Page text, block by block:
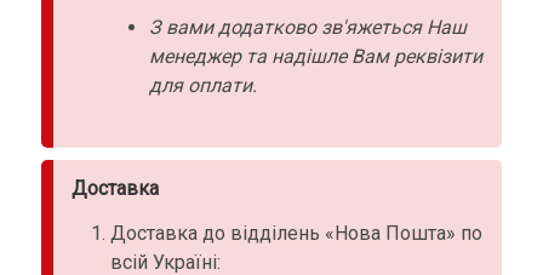
З вами додатково зв'яжеться Наш
менеджер та надішле Вам реквізити
для оплати.
Доставка
Доставка до відділень «Нова Пошта» по
всій Україні: